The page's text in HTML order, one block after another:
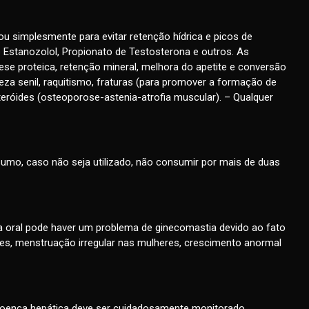
simplesmente para evitar retenção hídrica e picos de
Propionato de Testosterona e outros. As
proteica, retenção mineral, melhora do apetite e conversão
senil, raquitismo, fraturas (para promover a formação de
(osteoporose-astenia-atrofia muscular). – Qualquer
caso não seja utilizado, não consumir por mais de duas
pode haver um problema de ginecomastia devido ao fato
menstruação irregular nas mulheres, crescimento anormal